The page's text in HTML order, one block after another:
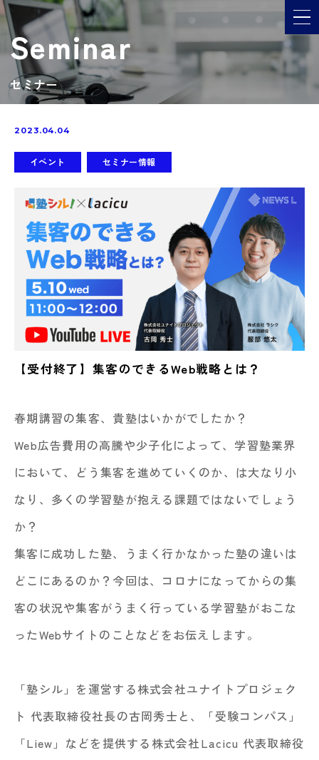
メ
Seminar
セミナー
2023.04.04
イベント セミナー情報
【受付終了】集客のできるWeb戦略とは？
春期講習の集客、貴塾はいかがでしたか？
Web広告費用の高騰や少子化によって、学習塾業界
において、どう集客を進めていくのか、は大なり小
なり、多くの学習塾が抱える課題ではないでしょう
か？
集客に成功した塾、うまく行かなかった塾の違いは
どこにあるのか？今回は、コロナになってからの集
客の状況や集客がうまく行っている学習塾がおこな
ったWebサイトのことなどをお伝えします。
「塾シル」を運営する株式会社ユナイトプロジェク
ト 代表取締役社長の古岡秀士 と、「受験コンパス」
「Liew」などを提供する株式会社Lacicu 代表取締役